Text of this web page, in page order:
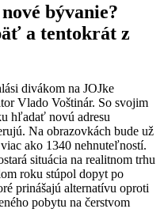
bývanie?
a tentokrát z
divákom na JOJke
Vlado Voštinár. So svojim
hľadať novú adresu
Na obrazovkách bude už
ako 1340 nehnuteľností.
situácia na realitnom trhu
roku stúpol dopyt po
prinášajú alternatívu oproti
pobytu na čerstvom